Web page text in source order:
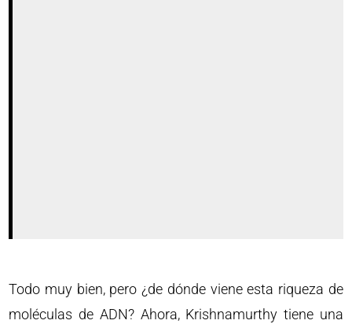
Todo muy bien, pero ¿de dónde viene esta riqueza de
moléculas de ADN? Ahora, Krishnamurthy tiene una